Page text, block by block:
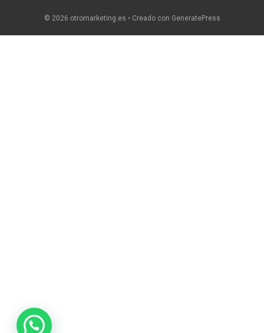
© 2026 otromarketing.es • Creado con GeneratePress